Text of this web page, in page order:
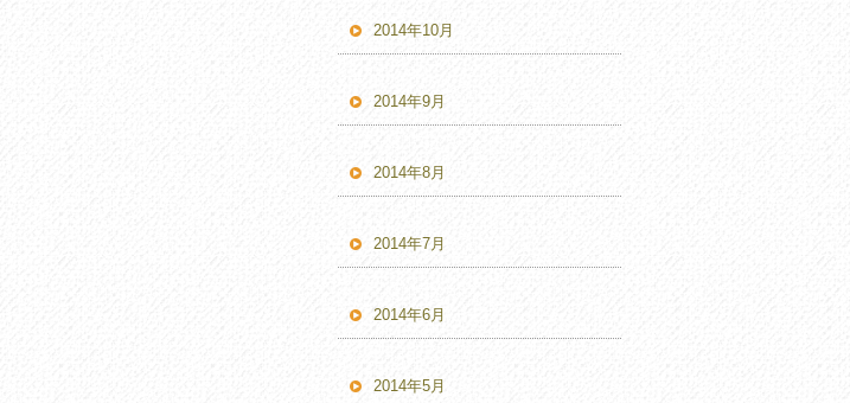
2014年10月
2014年9月
2014年8月
2014年7月
2014年6月
2014年5月